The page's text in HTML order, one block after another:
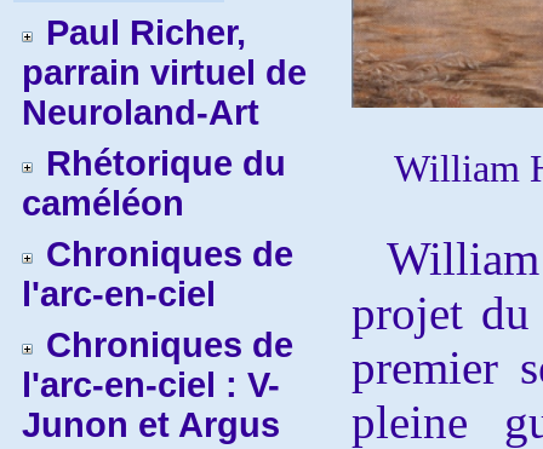
Paul Richer,
parrain virtuel de
Neuroland-Art
Rhétorique du
caméléon
Chroniques de
l'arc-en-ciel
Chroniques de
l'arc-en-ciel : V-
Junon et Argus
William
William
projet
premier
pleine